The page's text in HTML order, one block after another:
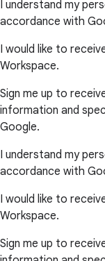
I understand my
accordance with
I would like to
Workspace.
Sign me up to
information and
Google.
I understand my
accordance with
I would like to
Workspace.
Sign me up to